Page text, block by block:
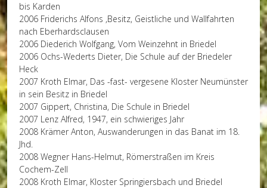
bis Karden
2006 Friderichs Alfons ,Besitz, Geistliche und Wallfahrten
nach Eberhardsclausen
2006 Diederich Wolfgang, Vom Weinzehnt in Briedel
2006 Ochs-Wederts Dieter, Die Schule auf der Briedeler
Heck
2007 Kroth Elmar, Das -fast- vergesene Kloster Neumünster
in sein Besitz in Briedel
2007 Gippert, Christina, Die Schule in Briedel
2007 Lenz Alfred, 1947, ein schwieriges Jahr
2008 Krämer Anton, Auswanderungen in das Banat im 18.
Jhd.
2008 Wegner Hans-Helmut, Römerstraßen im Kreis
Cochem-Zell
2008 Kroth Elmar, Kloster Springiersbach und Briedel